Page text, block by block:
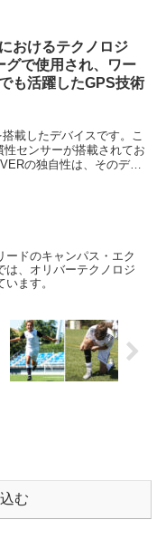
ンダシオン・レアル・マ
将来のサッカーコーチン
おけるテクノロジ
グで使用され、ワー
も活躍したGPS技術
載したデバイスです。こ
センサーが搭載されてお
の独自性は、そのデー
フットサルナショナルチ
す。
ードのキャンパス・エク
は、オリバーテクノロジ
ます。
む